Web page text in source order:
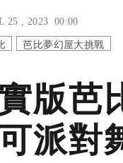
25 , 2023 00:00
芭比夢幻屋大挑戰
版芭
派